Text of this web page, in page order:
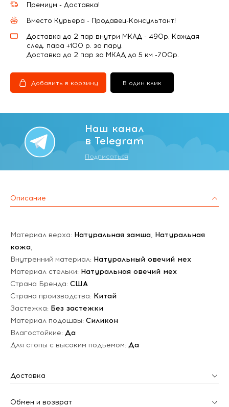
Премиум - Доставка!
Вместо Курьера - Продавец-Консультант!
Доставка до 2 пар внутри МКАД - 490р. Каждая
след. пара +100 р. за пару.
Доставка до 2 пар за МКАД до 5 км -700р.
Добавить в корзину В один клик
Наш канал
в Telegram
Подписаться
Описание
Материал верха: Натуральная замша, Натуральная
кожа,
Внутренний материал: Натуральный овечий мех
Материал стельки: Натуральная овечий мех
Страна Бренда: США
Страна производства: Китай
Застежка: Без застежки
Материал подошвы: Силикон
Влагостойкие: Да
Для стопы с высоким подъемом: Да
Доставка
Обмен и возврат